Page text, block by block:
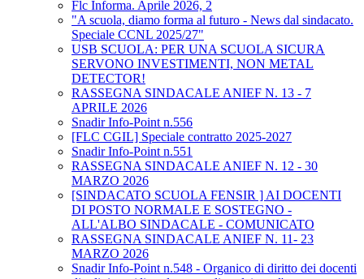
Flc Informa. Aprile 2026, 2
"A scuola, diamo forma al futuro - News dal sindacato.
Speciale CCNL 2025/27"
USB SCUOLA: PER UNA SCUOLA SICURA
SERVONO INVESTIMENTI, NON METAL
DETECTOR!
RASSEGNA SINDACALE ANIEF N. 13 - 7
APRILE 2026
Snadir Info-Point n.556
[FLC CGIL] Speciale contratto 2025-2027
Snadir Info-Point n.551
RASSEGNA SINDACALE ANIEF N. 12 - 30
MARZO 2026
[SINDACATO SCUOLA FENSIR ] AI DOCENTI
DI POSTO NORMALE E SOSTEGNO -
ALL'ALBO SINDACALE - COMUNICATO
RASSEGNA SINDACALE ANIEF N. 11- 23
MARZO 2026
Snadir Info-Point n.548 - Organico di diritto dei docenti